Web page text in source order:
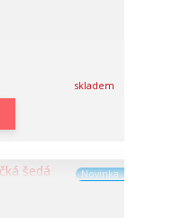
skladem
Novinka